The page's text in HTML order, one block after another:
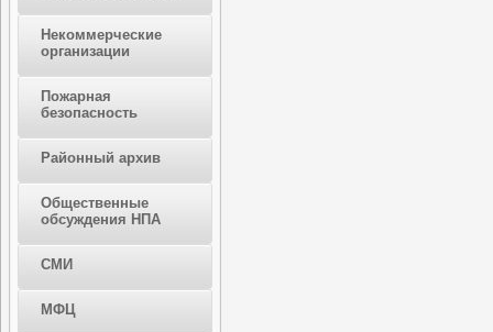
Некоммерческие
организации
Пожарная
безопасность
Районный архив
Общественные
обсуждения НПА
СМИ
МФЦ